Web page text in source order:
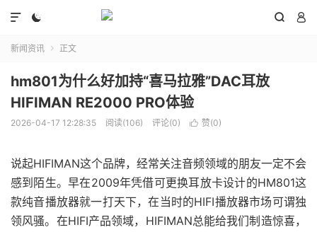
  

新闻资讯  正文
hm801为什么好加持“喜马拉雅”DAC耳放
HIFIMAN RE2000 PRO体验
2026-04-17 12:28:35 阅读(106) 评论(0)  赞(0)
说起HIFIMAN这个品牌，经常关注音频领域的朋友一定不会
感到陌生。早在2009年凭借可更换耳放卡设计的HM801这
款纯音播放器就一打天下，在当时的HIFI播放器市场可谓独
领风骚。在HIFI产品领域，HIFIMAN总能给我们制造惊喜，